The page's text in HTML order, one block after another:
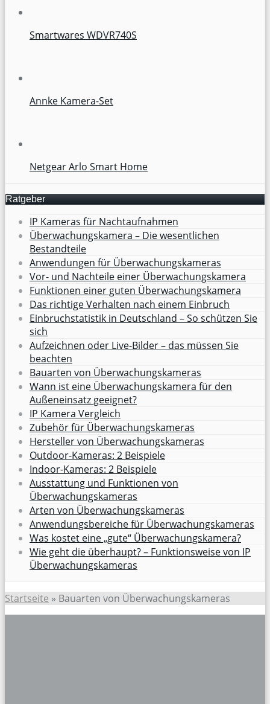
Smartwares WDVR740S
Annke Kamera-Set
Netgear Arlo Smart Home
Ratgeber
IP Kameras für Nachtaufnahmen
Überwachungskamera – Die wesentlichen
Bestandteile
Anwendungen für Überwachungskameras
Vor- und Nachteile einer Überwachungskamera
Funktionen einer guten Überwachungskamera
Das richtige Verhalten nach einem Einbruch
Einbruchstatistik in Deutschland – So schützen Sie
sich
Aufzeichnen oder Live-Bilder – das müssen Sie
beachten
Bauarten von Überwachungskameras
Wann ist eine Überwachungskamera für den
Außeneinsatz geeignet?
IP Kamera Vergleich
Zubehör für Überwachungskameras
Hersteller von Überwachungskameras
Outdoor-Kameras: 2 Beispiele
Indoor-Kameras: 2 Beispiele
Ausstattung und Funktionen von
Überwachungskameras
Arten von Überwachungskameras
Anwendungsbereiche für Überwachungskameras
Was kostet eine „gute“ Überwachungskamera?
Wie geht die überhaupt? – Funktionsweise von IP
Überwachungskameras
Startseite » Bauarten von Überwachungskameras